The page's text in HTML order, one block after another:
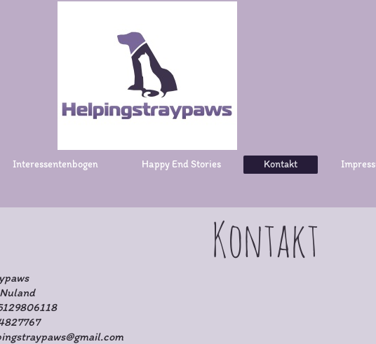
Interessentenbogen Happy End Stories Kontakt
Kontakt